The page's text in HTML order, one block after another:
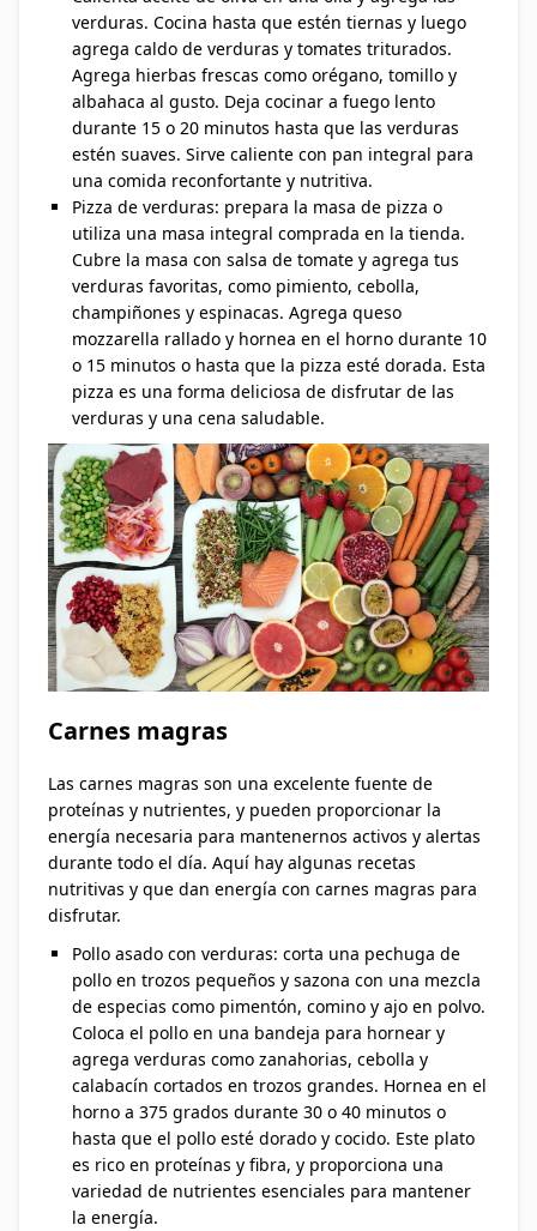
verduras. Cocina hasta que estén tiernas y luego
agrega caldo de verduras y tomates triturados.
Agrega hierbas frescas como orégano, tomillo y
albahaca al gusto. Deja cocinar a fuego lento
durante 15 o 20 minutos hasta que las verduras
estén suaves. Sirve caliente con pan integral para
una comida reconfortante y nutritiva.
Pizza de verduras: prepara la masa de pizza o
utiliza una masa integral comprada en la tienda.
Cubre la masa con salsa de tomate y agrega tus
verduras favoritas, como pimiento, cebolla,
champiñones y espinacas. Agrega queso
mozzarella rallado y hornea en el horno durante 10
o 15 minutos o hasta que la pizza esté dorada. Esta
pizza es una forma deliciosa de disfrutar de las
verduras y una cena saludable.
Carnes magras
Las carnes magras son una excelente fuente de
proteínas y nutrientes, y pueden proporcionar la
energía necesaria para mantenernos activos y alertas
durante todo el día. Aquí hay algunas recetas
nutritivas y que dan energía con carnes magras para
disfrutar.
Pollo asado con verduras: corta una pechuga de
pollo en trozos pequeños y sazona con una mezcla
de especias como pimentón, comino y ajo en polvo.
Coloca el pollo en una bandeja para hornear y
agrega verduras como zanahorias, cebolla y
calabacín cortados en trozos grandes. Hornea en el
horno a 375 grados durante 30 o 40 minutos o
hasta que el pollo esté dorado y cocido. Este plato
es rico en proteínas y fibra, y proporciona una
variedad de nutrientes esenciales para mantener
la energía.